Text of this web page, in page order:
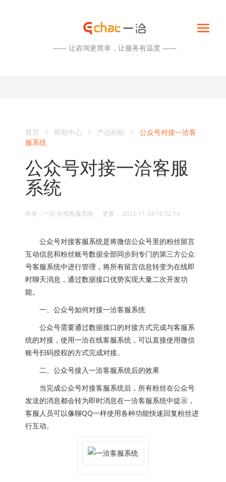
—— 让咨询更简单，让服务有温度 ——
首页 / 帮助中心 / 产品剖析 / 公众号对接一洽客
服系统
公众号对接一洽客服
系统
作者：一洽·在线客服系统 更新： 2022-11-24 16:52:14
公众号对接客服系统是将微信公众号里的粉丝留言
互动信息和粉丝账号数据全部同步到专门的第三方公众
号客服系统中进行管理，将所有留言信息转变为在线即
时聊天消息，通过数据接口优势实现大量二次开发功
能。
一、公众号如何对接一洽客服系统
公众号需要通过数据接口的对接方式完成与客服系
统的对接，使用一洽在线客服系统，可以直接使用微信
账号扫码授权的方式完成对接。
二、公众号接入一洽客服系统后的效果
当完成公众号对接客服系统后，所有粉丝在公众号
发送的消息都会转为即时消息在一洽客服系统中提示，
客服人员可以像聊QQ一样使用各种功能快速回复粉丝进
行互动。